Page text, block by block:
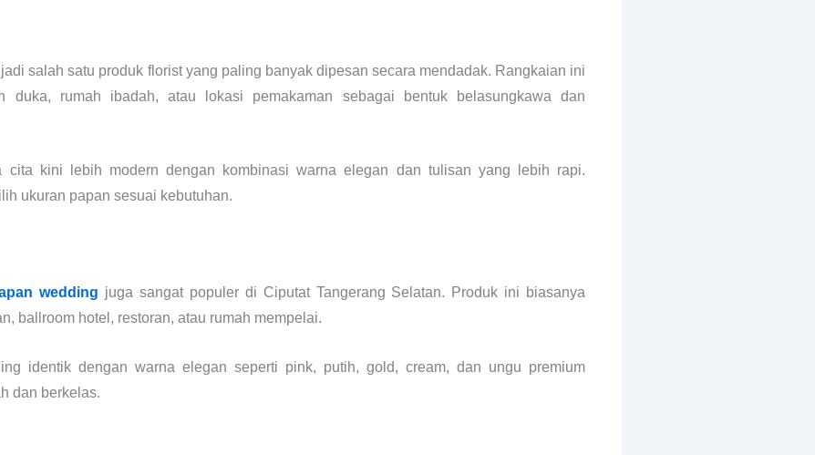
salah satu produk florist yang paling banyak dipesan secara mendadak. Rangkaian ini
duka, rumah ibadah, atau lokasi pemakaman sebagai bentuk belasungkawa dan
cita kini lebih modern dengan kombinasi warna elegan dan tulisan yang lebih rapi.
ukuran papan sesuai kebutuhan.
wedding juga sangat populer di Ciputat Tangerang Selatan. Produk ini biasanya
ballroom hotel, restoran, atau rumah mempelai.
identik dengan warna elegan seperti pink, putih, gold, cream, dan ungu premium
dan berkelas.